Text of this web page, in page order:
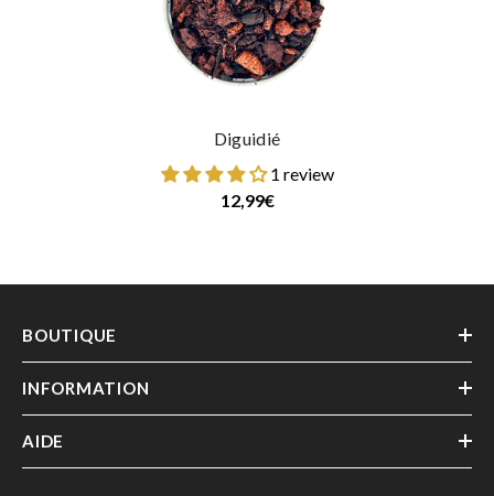
Diguidié
1 review
12,99€
BOUTIQUE
INFORMATION
AIDE